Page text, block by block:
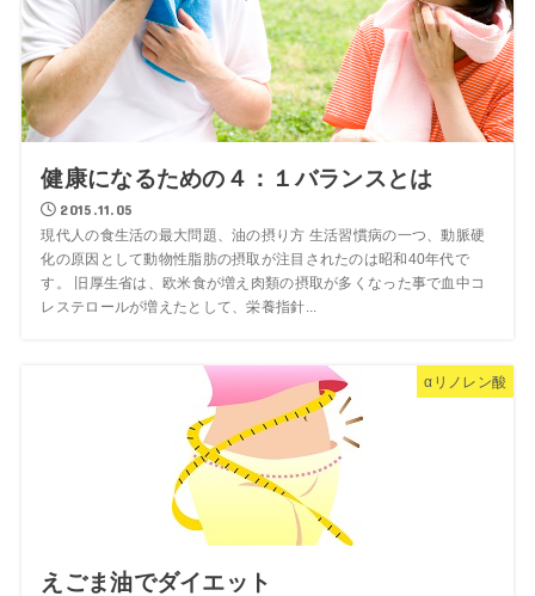
健康になるための４：１バランスとは
2015.11.05
現代人の食生活の最大問題、油の摂り方 生活習慣病の一つ、動脈硬
化の原因として動物性脂肪の摂取が注目されたのは昭和40年代で
す。 旧厚生省は、欧米食が増え肉類の摂取が多くなった事で血中コ
レステロールが増えたとして、栄養指針...
αリノレン酸
えごま油でダイエット